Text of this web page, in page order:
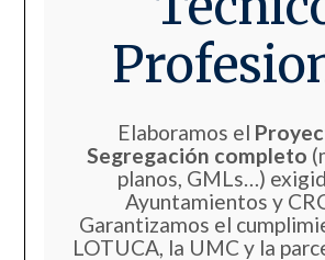
Elaboramos el
Segregación completo
planos, GMLs…)
Ayuntamientos y
Garantizamos el
LOTUCA, la UMC y la